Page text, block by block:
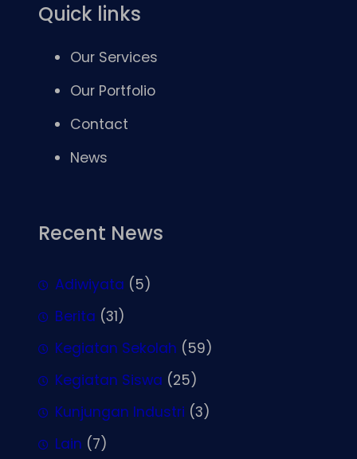
Quick links
Our Services
Our Portfolio
Contact
News
Recent News
Adiwiyata (5)
Berita (31)
Kegiatan Sekolah (59)
Kegiatan Siswa (25)
Kunjungan Industri (3)
Lain (7)